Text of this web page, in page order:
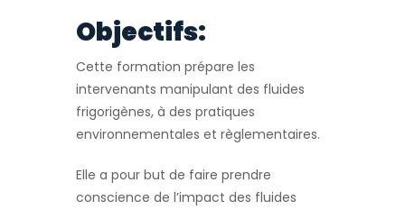
Objectifs:
Cette formation prépare les
intervenants manipulant des fluides
frigorigènes, à des pratiques
environnementales et règlementaires.
Elle a pour but de faire prendre
conscience de l’impact des fluides